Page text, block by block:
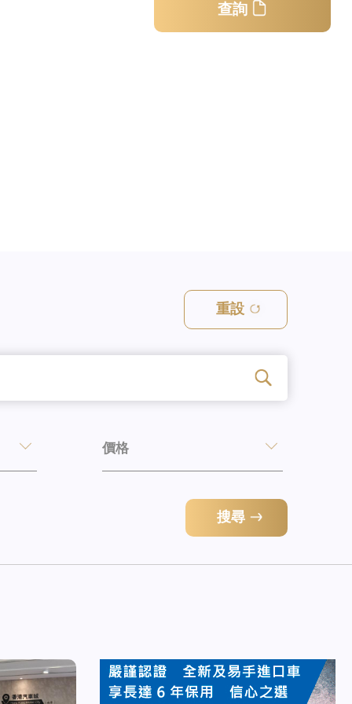
查詢
重設
價格
搜尋